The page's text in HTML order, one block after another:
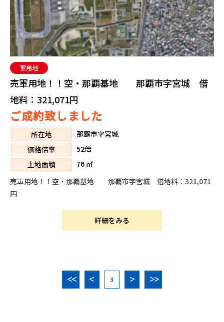
軍用地
売軍用地！！空・那覇基地 那覇市字宮城 借
地料：321,071円
ご成約致しました
所在地
那覇市字宮城
価格倍率
52倍
土地面積
76 ㎡
売軍用地！！空・那覇基地 那覇市字宮城 借地料：321,071
円
詳細をみる
3